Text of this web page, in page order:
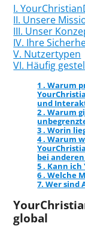
I.
II. Unsere
III. Unser
IV. Ihre
V. Nutzertypen
VI. Häufig
1 . Warum
und
2 . Warum
3 . Worin
4 . Warum
bei
5 . Kann
6 . Welche
7. Wer
global